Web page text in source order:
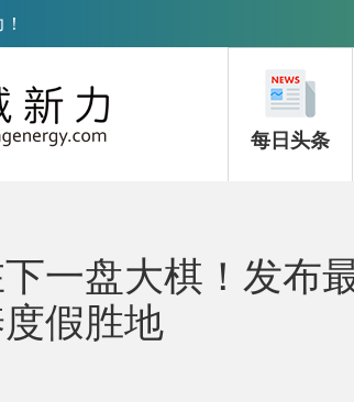
每日头条
一盘大棋！发布
假胜地